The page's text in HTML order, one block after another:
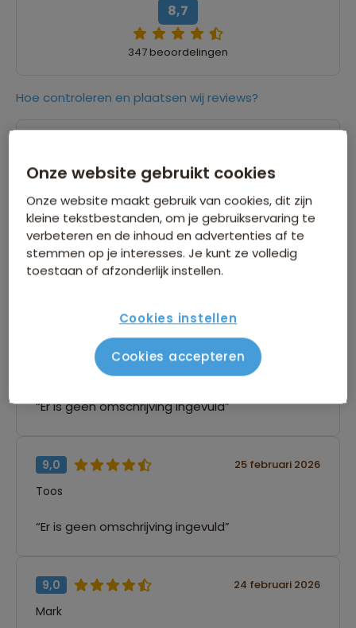
8,7
347 beoordelingen
Hoe controleren en plaatsen wij reviews?
Hans
“De natuurlijke hoogtepunten van Chili &
Argentinië. Het is of je, je in een ansichtkaart
bevindt, maar dan nog mooier. Begint als een
reis & en eindigt als een vakantie op
26 februari 2026
“Er is geen omschrijving ingevuld”
9,0 25 februari 2026
Toos
“Er is geen omschrijving ingevuld”
9,0 24 februari 2026
Mark
Onze website gebruikt cookies
Onze website maakt gebruik van cookies, dit zijn
kleine tekstbestanden, om je gebruikservaring te
verbeteren en de inhoud en advertenties af te
stemmen op je interesses. Je kunt ze volledig
toestaan of afzonderlijk instellen.
Cookies instellen
Cookies accepteren